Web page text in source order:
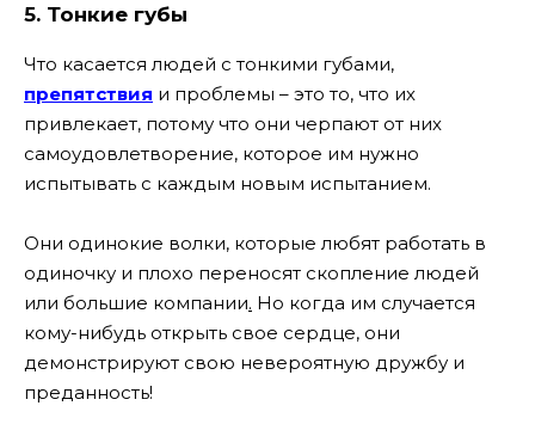
5. Тонкие губы
Что касается людей с тонкими губами,
препятствия и проблемы – это то, что их
привлекает, потому что они черпают от них
самоудовлетворение, которое им нужно
испытывать с каждым новым испытанием.
Они одинокие волки, которые любят работать в
одиночку и плохо переносят скопление людей
или большие компании. Но когда им случается
кому-нибудь открыть свое сердце, они
демонстрируют свою невероятную дружбу и
преданность!